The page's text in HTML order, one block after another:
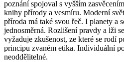
poznání spojoval s vyšším
knihy přírody a vesmíru. Moderní
příroda má také svou řeč. I planety a
jednosměrná. Rozlišení pravdy a lži
vyžaduje zkušenost, ze které se rodí
principu zvaném etika. Individuální
neoddělitelné.